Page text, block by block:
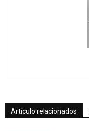
Artículo relacionados